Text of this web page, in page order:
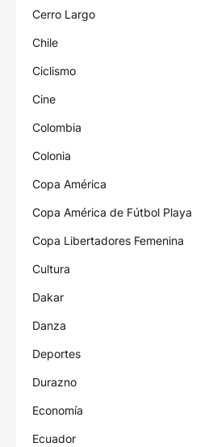
Cerro Largo
Chile
Ciclismo
Cine
Colombia
Colonia
Copa América
Copa América de Fútbol Playa
Copa Libertadores Femenina
Cultura
Dakar
Danza
Deportes
Durazno
Economía
Ecuador